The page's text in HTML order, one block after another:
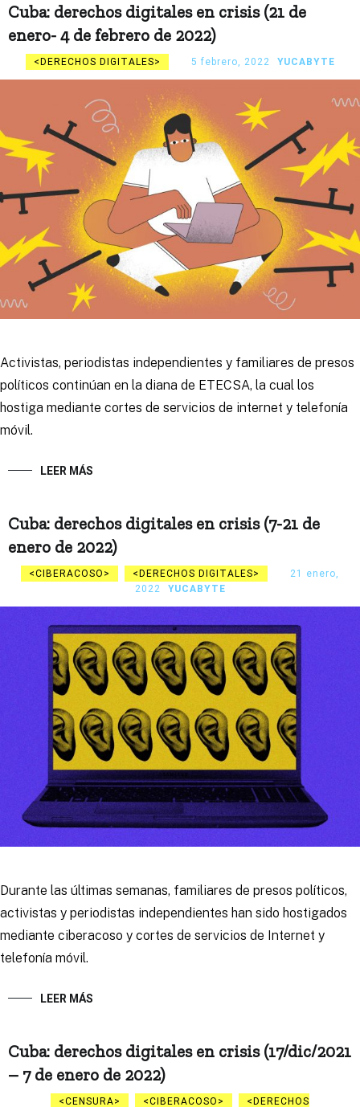
Cuba: derechos digitales en crisis (21 de
enero- 4 de febrero de 2022)
DERECHOS DIGITALES 5 febrero, 2022 YUCABYTE
Activistas, periodistas independientes y familiares de presos
políticos continúan en la diana de ETECSA, la cual los
hostiga mediante cortes de servicios de internet y telefonía
móvil.
LEER MÁS
Cuba: derechos digitales en crisis (7-21 de
enero de 2022)
CIBERACOSO DERECHOS DIGITALES
21 enero,
2022
YUCABYTE
Durante las últimas semanas, familiares de presos políticos,
activistas y periodistas independientes han sido hostigados
mediante ciberacoso y cortes de servicios de Internet y
telefonía móvil.
LEER MÁS
Cuba: derechos digitales en crisis (17/dic/2021
– 7 de enero de 2022)
CENSURA CIBERACOSO DERECHOS